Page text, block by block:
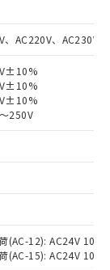
、AC220V、AC230V
250V
(AC-12): AC24V 10A/
(AC-15): AC24V
うえ
）の
品で
非含
ある
質）の
す予